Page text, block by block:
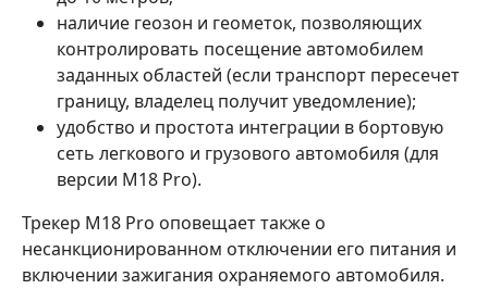
наличие геозон и геометок, позволяющих
контролировать посещение автомобилем
заданных областей (если транспорт пересечет
границу, владелец получит уведомление);
удобство и простота интеграции в бортовую
сеть легкового и грузового автомобиля (для
версии M18 Pro).
Трекер M18 Pro оповещает также о
несанкционированном отключении его питания и
включении зажигания охраняемого автомобиля.